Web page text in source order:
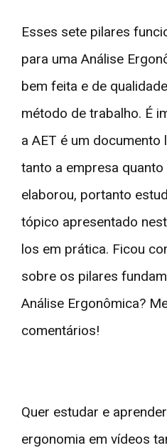
Esses sete pilares
para uma Análise
bem feita e de
método de trabalho. É
a AET é um documento
tanto a empresa
elaborou, portanto
tópico apresentado
los em prática. Ficou
sobre os pilares
Análise Ergonômica?
comentários!
Quer estudar e
ergonomia em vídeos